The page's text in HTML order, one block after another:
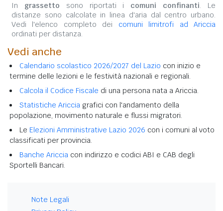
In grassetto sono riportati i comuni confinanti. Le
distanze sono calcolate in linea d'aria dal centro urbano.
Vedi l'elenco completo dei comuni limitrofi ad Ariccia
ordinati per distanza.
Vedi anche
Calendario scolastico 2026/2027 del Lazio con inizio e
termine delle lezioni e le festività nazionali e regionali.
Calcola il Codice Fiscale di una persona nata a Ariccia.
Statistiche Ariccia grafici con l'andamento della
popolazione, movimento naturale e flussi migratori.
Le Elezioni Amministrative Lazio 2026 con i comuni al voto
classificati per provincia.
Banche Ariccia con indirizzo e codici ABI e CAB degli
Sportelli Bancari.
Note Legali